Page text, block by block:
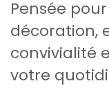
Pensée
décoration,
convivialité
votre